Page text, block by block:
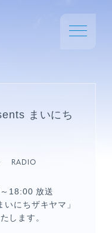
まいにち
RADIO
18:00 放送
にちザキヤマ」
します。